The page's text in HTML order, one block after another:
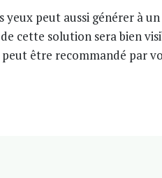
peut aussi générer à
cette solution sera bien
peut être recommandé par